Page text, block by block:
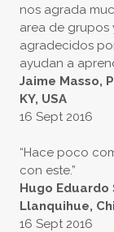
nos agrada
area de grupos
agradecidos
ayudan a
Jaime Masso,
KY, USA
16 Sept 2016
“Hace poco
con este.”
Hugo
Llanquihue,
16 Sept 2016